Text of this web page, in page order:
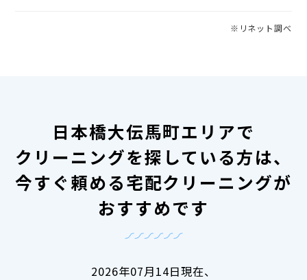
※リネット調べ
日本橋大伝馬町エリアで
クリーニングを探している方は、
今すぐ頼める宅配クリーニングが
おすすめです
2026年07月14日現在、